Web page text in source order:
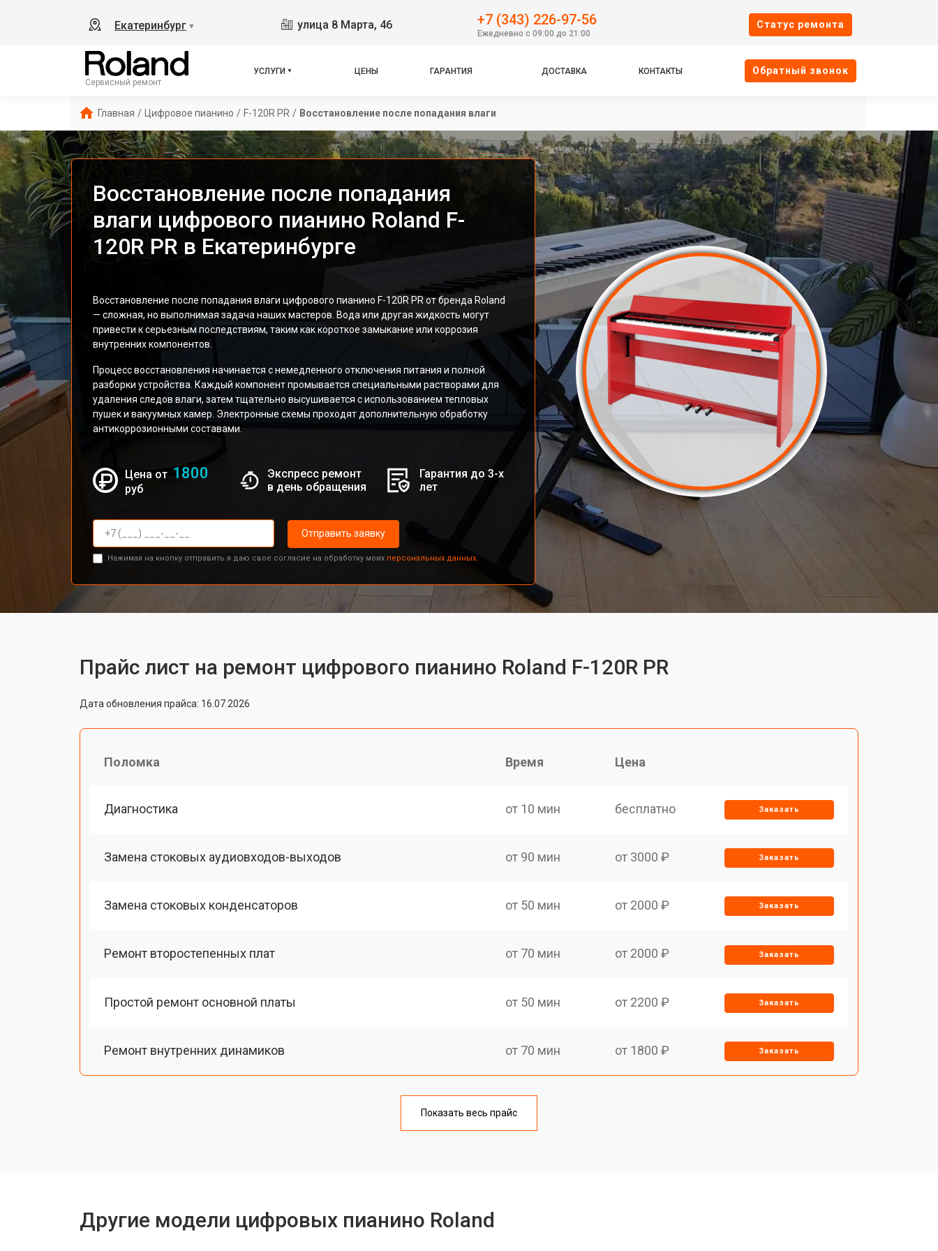
Екатеринбург ▼ улица 8 Марта, 46 +7 (343) 226-97-56
Ежедневно с 09:00 до 21:00
Cтатус ремонта
Сервисный ремонт
УСЛУГИ ЦЕНЫ ГАРАНТИЯ ДОСТАВКА КОНТАКТЫ Oбратный звонок
Главная / Цифровое пианино / F-120R PR / Восстановление после попадания влаги
Восстановление после попадания
влаги цифрового пианино Roland F-
120R PR в Екатеринбурге
Восстановление после попадания влаги цифрового пианино F-120R PR от бренда Roland
— сложная, но выполнимая задача наших мастеров. Вода или другая жидкость могут
привести к серьезным последствиям, таким как короткое замыкание или коррозия
внутренних компонентов.
Процесс восстановления начинается с немедленного отключения питания и полной
разборки устройства. Каждый компонент промывается специальными растворами для
удаления следов влаги, затем тщательно высушивается с использованием тепловых
пушек и вакуумных камер. Электронные схемы проходят дополнительную обработку
антикоррозионными составами.
Цена от 1800
руб
Экспресс ремонт
в день обращения
Гарантия до 3-х
лет
Отправить заявку
Нажимая на кнопку отправить я даю свое согласие на обработку моих персональных данных.
Прайс лист на ремонт цифрового пианино Roland F-120R PR
Дата обновления прайса: 16.07.2026
Поломка Время Цена
Диагностика от 10 мин бесплатно Заказать
Замена стоковых аудиовходов-выходов от 90 мин от 3000 ₽ Заказать
Замена стоковых конденсаторов от 50 мин от 2000 ₽ Заказать
Ремонт второстепенных плат от 70 мин от 2000 ₽ Заказать
Простой ремонт основной платы от 50 мин от 2200 ₽ Заказать
Ремонт внутренних динамиков от 70 мин от 1800 ₽ Заказать
от 50 мин
Показать весь прайс
Другие модели цифровых пианино Roland